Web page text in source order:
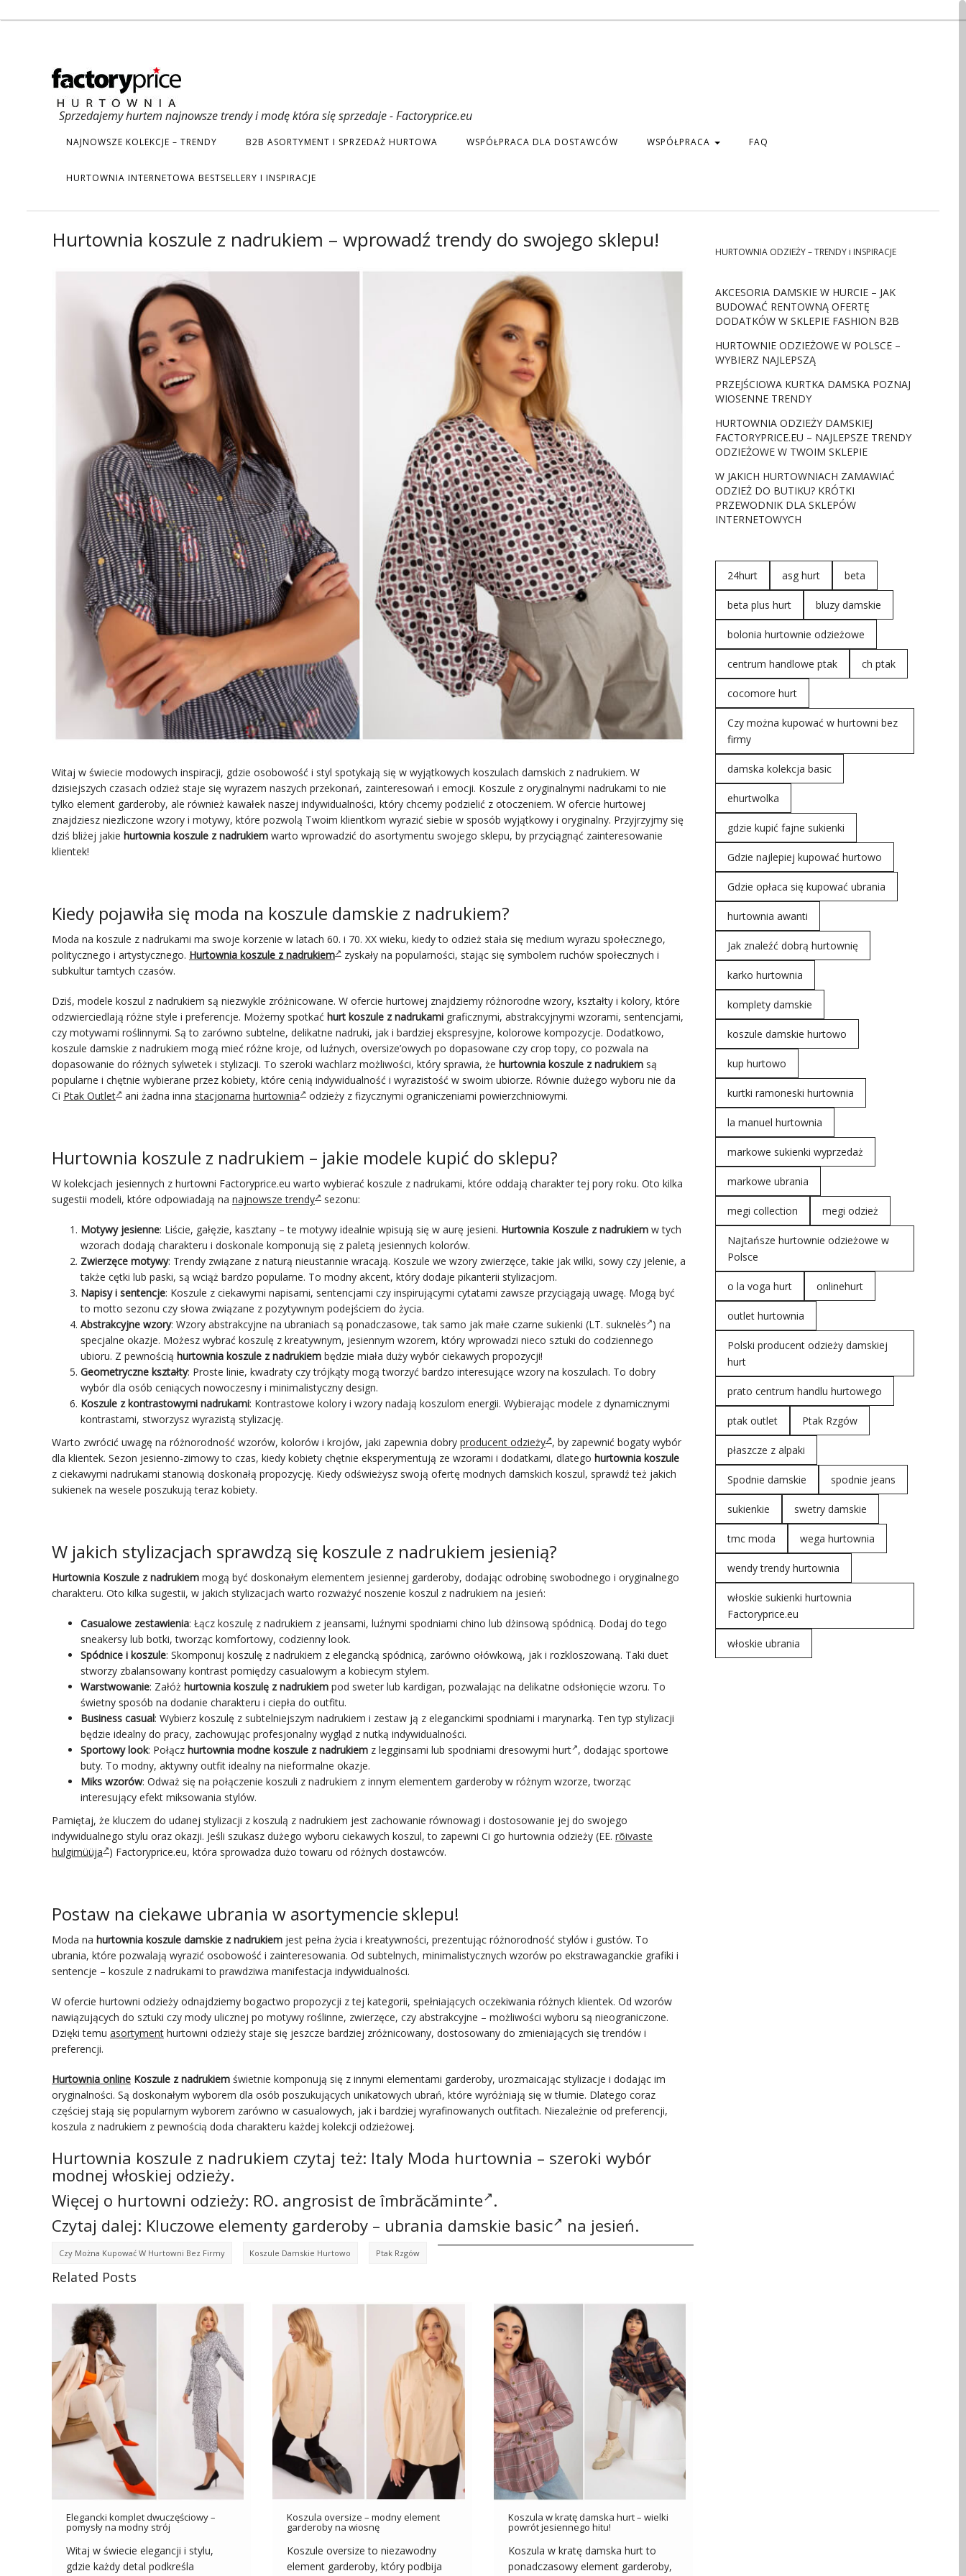
Sprzedajemy hurtem najnowsze trendy i modę która się sprzedaje - Factoryprice.eu
NAJNOWSZE KOLEKCJE – TRENDY B2B ASORTYMENT I SPRZEDAŻ HURTOWA WSPÓŁPRACA DLA DOSTAWCÓW WSPÓŁPRACA FAQ
HURTOWNIA INTERNETOWA BESTSELLERY I INSPIRACJE
Hurtownia koszule z nadrukiem – wprowadź trendy do swojego sklepu!
Witaj w świecie modowych inspiracji, gdzie osobowość i styl spotykają się w wyjątkowych koszulach damskich z nadrukiem. W
dzisiejszych czasach odzież staje się wyrazem naszych przekonań, zainteresowań i emocji. Koszule z oryginalnymi nadrukami to nie
tylko element garderoby, ale również kawałek naszej indywidualności, który chcemy podzielić z otoczeniem. W ofercie hurtowej
znajdziesz niezliczone wzory i motywy, które pozwolą Twoim klientkom wyrazić siebie w sposób wyjątkowy i oryginalny. Przyjrzyjmy się
dziś bliżej jakie hurtownia koszule z nadrukiem warto wprowadzić do asortymentu swojego sklepu, by przyciągnąć zainteresowanie
klientek!
Kiedy pojawiła się moda na koszule damskie z nadrukiem?
Moda na koszule z nadrukami ma swoje korzenie w latach 60. i 70. XX wieku, kiedy to odzież stała się medium wyrazu społecznego,
politycznego i artystycznego. Hurtownia koszule z nadrukiem
zyskały na popularności, stając się symbolem ruchów społecznych i
subkultur tamtych czasów.
Dziś, modele koszul z nadrukiem są niezwykle zróżnicowane. W ofercie hurtowej znajdziemy różnorodne wzory, kształty i kolory, które
odzwierciedlają różne style i preferencje. Możemy spotkać hurt koszule z nadrukami graficznymi, abstrakcyjnymi wzorami, sentencjami,
czy motywami roślinnymi. Są to zarówno subtelne, delikatne nadruki, jak i bardziej ekspresyjne, kolorowe kompozycje. Dodatkowo,
koszule damskie z nadrukiem mogą mieć różne kroje, od luźnych, oversize’owych po dopasowane czy crop topy, co pozwala na
dopasowanie do różnych sylwetek i stylizacji. To szeroki wachlarz możliwości, który sprawia, że hurtownia koszule z nadrukiem są
popularne i chętnie wybierane przez kobiety, które cenią indywidualność i wyrazistość w swoim ubiorze. Równie dużego wyboru nie da
Ci Ptak Outlet ani żadna inna stacjonarna hurtownia odzieży z fizycznymi ograniczeniami powierzchniowymi.
Hurtownia koszule z nadrukiem – jakie modele kupić do sklepu?
W kolekcjach jesiennych z hurtowni Factoryprice.eu warto wybierać koszule z nadrukami, które oddają charakter tej pory roku. Oto kilka
sugestii modeli, które odpowiadają na najnowsze trendy sezonu:
Motywy jesienne: Liście, gałęzie, kasztany – te motywy idealnie wpisują się w aurę jesieni. Hurtownia Koszule z nadrukiem w tych
wzorach dodają charakteru i doskonale komponują się z paletą jesiennych kolorów.
Zwierzęce motywy: Trendy związane z naturą nieustannie wracają. Koszule we wzory zwierzęce, takie jak wilki, sowy czy jelenie, a
także cętki lub paski, są wciąż bardzo popularne. To modny akcent, który dodaje pikanterii stylizacjom.
Napisy i sentencje: Koszule z ciekawymi napisami, sentencjami czy inspirującymi cytatami zawsze przyciągają uwagę. Mogą być
to motto sezonu czy słowa związane z pozytywnym podejściem do życia.
Abstrakcyjne wzory: Wzory abstrakcyjne na ubraniach są ponadczasowe, tak samo jak małe czarne sukienki (LT. suknelės ) na
specjalne okazje. Możesz wybrać koszulę z kreatywnym, jesiennym wzorem, który wprowadzi nieco sztuki do codziennego
ubioru. Z pewnością hurtownia koszule z nadrukiem będzie miała duży wybór ciekawych propozycji!
Geometryczne kształty: Proste linie, kwadraty czy trójkąty mogą tworzyć bardzo interesujące wzory na koszulach. To dobry
wybór dla osób ceniących nowoczesny i minimalistyczny design.
Koszule z kontrastowymi nadrukami: Kontrastowe kolory i wzory nadają koszulom energii. Wybierając modele z dynamicznymi
kontrastami, stworzysz wyrazistą stylizację.
Warto zwrócić uwagę na różnorodność wzorów, kolorów i krojów, jaki zapewnia dobry producent odzieży , by zapewnić bogaty wybór
dla klientek. Sezon jesienno-zimowy to czas, kiedy kobiety chętnie eksperymentują ze wzorami i dodatkami, dlatego hurtownia koszule
z ciekawymi nadrukami stanowią doskonałą propozycję. Kiedy odświeżysz swoją ofertę modnych damskich koszul, sprawdź też jakich
sukienek na wesele poszukują teraz kobiety.
W jakich stylizacjach sprawdzą się koszule z nadrukiem jesienią?
Hurtownia Koszule z nadrukiem mogą być doskonałym elementem jesiennej garderoby, dodając odrobinę swobodnego i oryginalnego
charakteru. Oto kilka sugestii, w jakich stylizacjach warto rozważyć noszenie koszul z nadrukiem na jesień:
Casualowe zestawienia: Łącz koszulę z nadrukiem z jeansami, luźnymi spodniami chino lub dżinsową spódnicą. Dodaj do tego
sneakersy lub botki, tworząc komfortowy, codzienny look.
Spódnice i koszule: Skomponuj koszulę z nadrukiem z elegancką spódnicą, zarówno ołówkową, jak i rozkloszowaną. Taki duet
stworzy zbalansowany kontrast pomiędzy casualowym a kobiecym stylem.
Warstwowanie: Załóż hurtownia koszulę z nadrukiem pod sweter lub kardigan, pozwalając na delikatne odsłonięcie wzoru. To
świetny sposób na dodanie charakteru i ciepła do outfitu.
Business casual: Wybierz koszulę z subtelniejszym nadrukiem i zestaw ją z eleganckimi spodniami i marynarką. Ten typ stylizacji
będzie idealny do pracy, zachowując profesjonalny wygląd z nutką indywidualności.
Sportowy look: Połącz hurtownia modne koszule z nadrukiem z legginsami lub spodniami dresowymi hurt , dodając sportowe
buty. To modny, aktywny outfit idealny na nieformalne okazje.
Miks wzorów: Odważ się na połączenie koszuli z nadrukiem z innym elementem garderoby w różnym wzorze, tworząc
interesujący efekt miksowania stylów.
Pamiętaj, że kluczem do udanej stylizacji z koszulą z nadrukiem jest zachowanie równowagi i dostosowanie jej do swojego
indywidualnego stylu oraz okazji. Jeśli szukasz dużego wyboru ciekawych koszul, to zapewni Ci go hurtownia odzieży (EE. rõivaste
hulgimüüja ) Factoryprice.eu, która sprowadza dużo towaru od różnych dostawców.
Postaw na ciekawe ubrania w asortymencie sklepu!
Moda na hurtownia koszule damskie z nadrukiem jest pełna życia i kreatywności, prezentując różnorodność stylów i gustów. To
ubrania, które pozwalają wyrazić osobowość i zainteresowania. Od subtelnych, minimalistycznych wzorów po ekstrawaganckie grafiki i
sentencje – koszule z nadrukami to prawdziwa manifestacja indywidualności.
W ofercie hurtowni odzieży odnajdziemy bogactwo propozycji z tej kategorii, spełniających oczekiwania różnych klientek. Od wzorów
nawiązujących do sztuki czy mody ulicznej po motywy roślinne, zwierzęce, czy abstrakcyjne – możliwości wyboru są nieograniczone.
Dzięki temu asortyment hurtowni odzieży staje się jeszcze bardziej zróżnicowany, dostosowany do zmieniających się trendów i
preferencji.
Hurtownia online Koszule z nadrukiem świetnie komponują się z innymi elementami garderoby, urozmaicając stylizacje i dodając im
oryginalności. Są doskonałym wyborem dla osób poszukujących unikatowych ubrań, które wyróżniają się w tłumie. Dlatego coraz
częściej stają się popularnym wyborem zarówno w casualowych, jak i bardziej wyrafinowanych outfitach. Niezależnie od preferencji,
koszula z nadrukiem z pewnością doda charakteru każdej kolekcji odzieżowej.
Hurtownia koszule z nadrukiem czytaj też: Italy Moda hurtownia – szeroki wybór
modnej włoskiej odzieży.
Więcej o hurtowni odzieży: RO. angrosist de îmbrăcăminte .
Czytaj dalej: Kluczowe elementy garderoby – ubrania damskie basic na jesień.
Czy Można Kupować W Hurtowni Bez Firmy Koszule Damskie Hurtowo Ptak Rzgów
Related Posts
Elegancki komplet dwuczęściowy –
pomysły na modny strój
Witaj w świecie elegancji i stylu,
gdzie każdy detal podkreśla
Koszula oversize – modny element
garderoby na wiosnę
Koszule oversize to niezawodny
element garderoby, który podbija
Koszula w kratę damska hurt – wielki
powrót jesiennego hitu!
Koszula w kratę damska hurt to
ponadczasowy element garderoby,
HURTOWNIA ODZIEŻY – TRENDY i INSPIRACJE
AKCESORIA DAMSKIE W HURCIE – JAK
BUDOWAĆ RENTOWNĄ OFERTĘ
DODATKÓW W SKLEPIE FASHION B2B
HURTOWNIE ODZIEŻOWE W POLSCE –
WYBIERZ NAJLEPSZĄ
PRZEJŚCIOWA KURTKA DAMSKA POZNAJ
WIOSENNE TRENDY
HURTOWNIA ODZIEŻY DAMSKIEJ
FACTORYPRICE.EU – NAJLEPSZE TRENDY
ODZIEŻOWE W TWOIM SKLEPIE
W JAKICH HURTOWNIACH ZAMAWIAĆ
ODZIEŻ DO BUTIKU? KRÓTKI
PRZEWODNIK DLA SKLEPÓW
INTERNETOWYCH
24hurt asg hurt beta
beta plus hurt bluzy damskie
bolonia hurtownie odzieżowe
centrum handlowe ptak ch ptak
cocomore hurt
Czy można kupować w hurtowni bez
firmy
damska kolekcja basic
ehurtwolka
gdzie kupić fajne sukienki
Gdzie najlepiej kupować hurtowo
Gdzie opłaca się kupować ubrania
hurtownia awanti
Jak znaleźć dobrą hurtownię
karko hurtownia
komplety damskie
koszule damskie hurtowo
kup hurtowo
kurtki ramoneski hurtownia
la manuel hurtownia
markowe sukienki wyprzedaż
markowe ubrania
megi collection megi odzież
Najtańsze hurtownie odzieżowe w
Polsce
o la voga hurt onlinehurt
outlet hurtownia
Polski producent odzieży damskiej
hurt
prato centrum handlu hurtowego
ptak outlet Ptak Rzgów
płaszcze z alpaki
Spodnie damskie spodnie jeans
sukienkie swetry damskie
tmc moda wega hurtownia
wendy trendy hurtownia
włoskie sukienki hurtownia
Factoryprice.eu
włoskie ubrania